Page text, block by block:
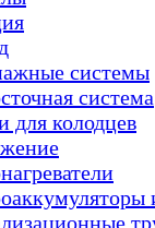
системы
система
для колодцев